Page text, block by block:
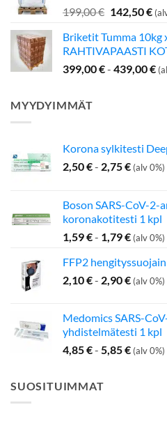
199,00€
oli:
199,00 €.
142,50€
on:
Briketit Tumma 10kg
RAHTIVAPAASTI
399,00€- 439,00€
MYYDYIMMÄT
Korona sylkitesti
2,50€- 2,75€ (alv 0%)
Boson SARS-CoV-
koronakotitesti 1 kpl
1,59€- 1,79€ (alv 0%)
FFP2
2,10€- 2,90€ (alv 0%)
Medomics SARS-
yhdistelmätesti 1 kpl
4,85€- 5,85€ (alv 0%)
SUOSITUIMMAT